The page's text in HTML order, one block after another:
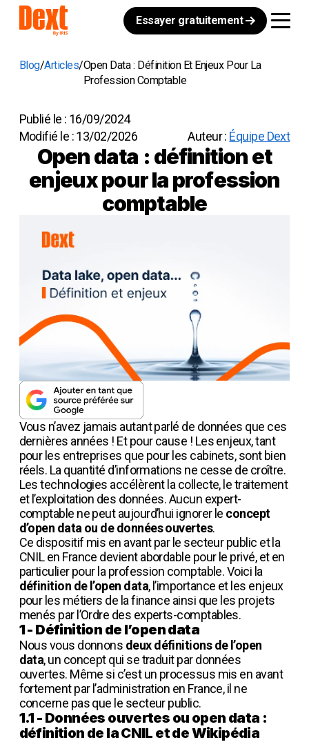
Essayer gratuitement
Blog Articles Open Data : Définition Et Enjeux Pour La
Profession Comptable
Publié le : 16/09/2024
Modifié le :13/02/2026 Auteur : Équipe Dext
Open data : définition et
enjeux pour la profession
comptable
Vous n’avez jamais autant parlé de données que ces
dernières années ! Et pour cause ! Les enjeux, tant
pour les entreprises que pour les cabinets, sont bien
réels. La quantité d’informations ne cesse de croître.
Les technologies accélèrent la collecte, le traitement
et l’exploitation des données. Aucun expert-
comptable ne peut aujourd’hui ignorer le concept
d’open data ou de données ouvertes.
Ce dispositif mis en avant par le secteur public et la
CNIL en France devient abordable pour le privé, et en
particulier pour la profession comptable. Voici la
définition de l’open data, l’importance et les enjeux
pour les métiers de la finance ainsi que les projets
menés par l’Ordre des experts-comptables.
1 - Définition de l’open data
Nous vous donnons deux définitions de l’open
data, un concept qui se traduit par données
ouvertes. Même si c’est un processus mis en avant
fortement par l’administration en France, il ne
concerne pas que le secteur public.
1.1 - Données ouvertes ou open data :
définition de la CNIL et de Wikipédia